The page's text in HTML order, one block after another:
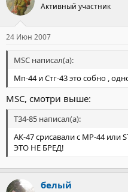
Активный участник
24 Июн 2007
MSC написал(а):
Мп-44 и Стг-43 это собно ,
MSС, смотри выше:
T34-85 написал(а):
АК-47 срисавали с МР-44 или
ЭТО НЕ БРЕД!
белый